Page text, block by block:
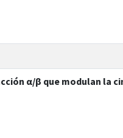
α/β que modulan la